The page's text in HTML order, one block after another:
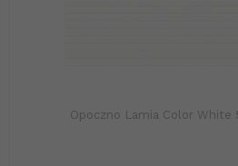
Opoczno Lamia Color White